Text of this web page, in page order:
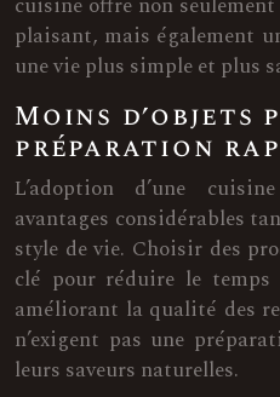
plaisant, mais également
une vie plus simple et plus
Moins d’objets
préparation
L’adoption d’une
avantages considérables
style de vie. Choisir des
clé pour réduire le
améliorant la qualité des
n’exigent pas une
leurs saveurs naturelles.